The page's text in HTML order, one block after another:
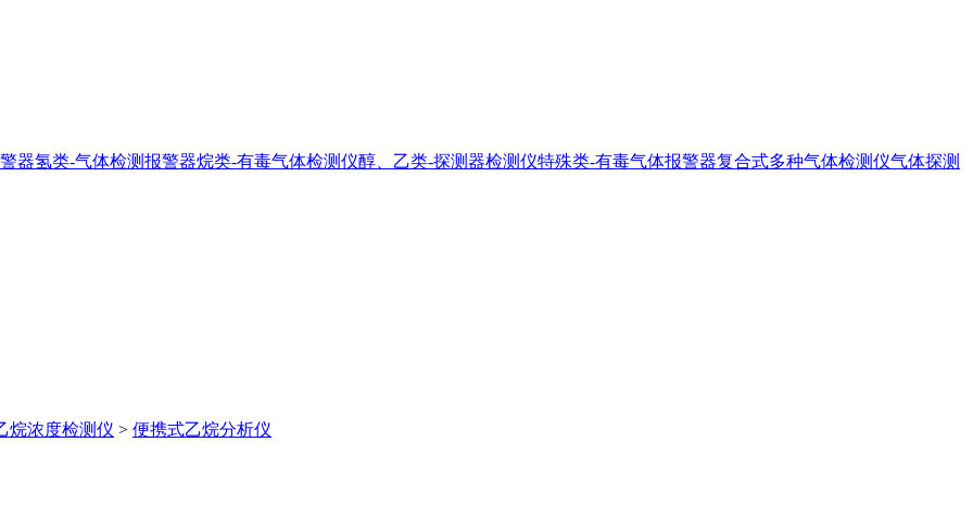
器氢类-气体检测报警器烷类-有毒气体检测仪醇、乙类-探测器检测仪特殊类-有毒气体报警器复合式多种气体检测仪气体探测
烷浓度检测仪 > 便携式乙烷分析仪